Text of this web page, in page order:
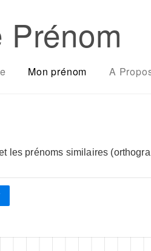
Prénom
Mon prénom A
les prénoms similaires